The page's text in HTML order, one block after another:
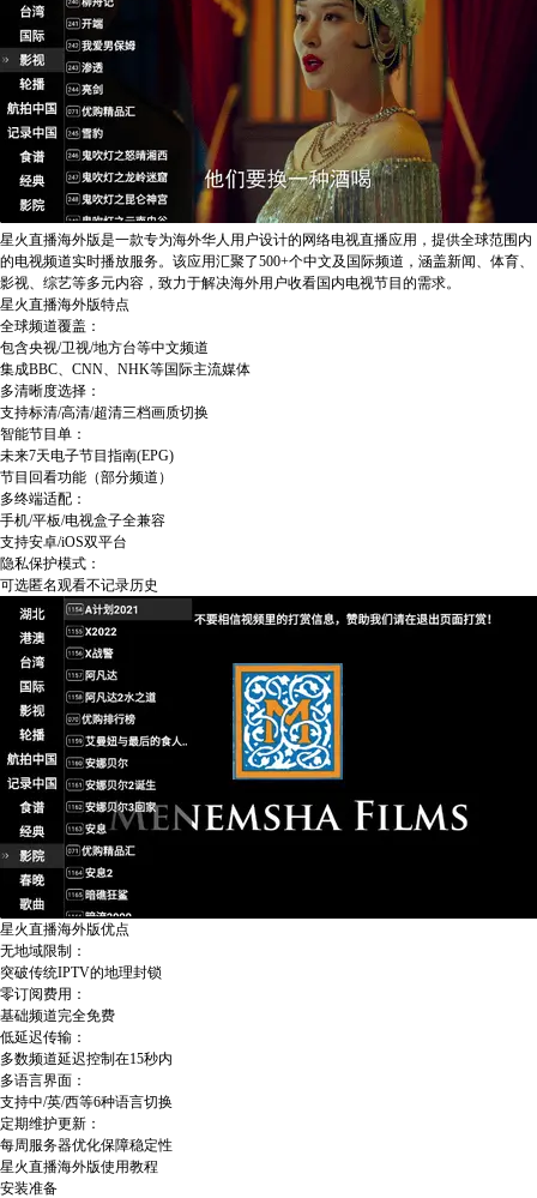
星火直播海外版是一款专为海外华人用户设计的网络电视直播应用，提供全球范围内
的电视频道实时播放服务。该应用汇聚了500+个中文及国际频道，涵盖新闻、体育、
影视、综艺等多元内容，致力于解决海外用户收看国内电视节目的需求。
星火直播海外版特点​​
​​全球频道覆盖​​：
包含央视/卫视/地方台等中文频道
集成BBC、CNN、NHK等国际主流媒体
​​多清晰度选择​​：
支持标清/高清/超清三档画质切换
​​智能节目单​​：
未来7天电子节目指南(EPG)
节目回看功能（部分频道）
​​多终端适配​​：
手机/平板/电视盒子全兼容
支持安卓/iOS双平台
​​隐私保护模式​​：
可选匿名观看不记录历史
星火直播海外版优点​​
​​无地域限制​​：
突破传统IPTV的地理封锁
​​零订阅费用​​：
基础频道完全免费
​​低延迟传输​​：
多数频道延迟控制在15秒内
​​多语言界面​​：
支持中/英/西等6种语言切换
​​定期维护更新​​：
每周服务器优化保障稳定性
星火直播海外版使用教程​​
​​安装准备​​